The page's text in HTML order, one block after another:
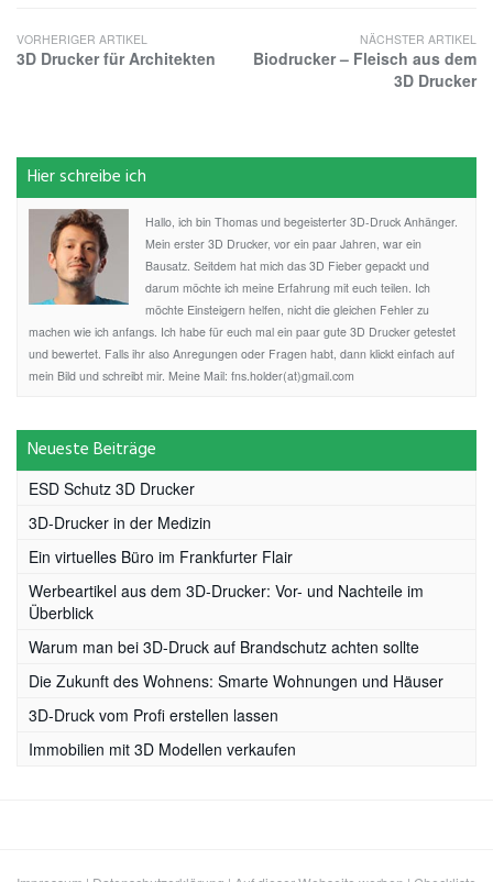
VORHERIGER ARTIKEL
3D Drucker für Architekten
NÄCHSTER ARTIKEL
Biodrucker – Fleisch aus dem
3D Drucker
Hier schreibe ich
Hallo, ich bin Thomas und begeisterter 3D-Druck Anhänger.
Mein erster 3D Drucker, vor ein paar Jahren, war ein
Bausatz. Seitdem hat mich das 3D Fieber gepackt und
darum möchte ich meine Erfahrung mit euch teilen. Ich
möchte Einsteigern helfen, nicht die gleichen Fehler zu
machen wie ich anfangs. Ich habe für euch mal ein paar gute 3D Drucker getestet
und bewertet. Falls ihr also Anregungen oder Fragen habt, dann klickt einfach auf
mein Bild und schreibt mir. Meine Mail: fns.holder(at)gmail.com
Neueste Beiträge
ESD Schutz 3D Drucker
3D-Drucker in der Medizin
Ein virtuelles Büro im Frankfurter Flair
Werbeartikel aus dem 3D-Drucker: Vor- und Nachteile im
Überblick
Warum man bei 3D-Druck auf Brandschutz achten sollte
Die Zukunft des Wohnens: Smarte Wohnungen und Häuser
3D-Druck vom Profi erstellen lassen
Immobilien mit 3D Modellen verkaufen